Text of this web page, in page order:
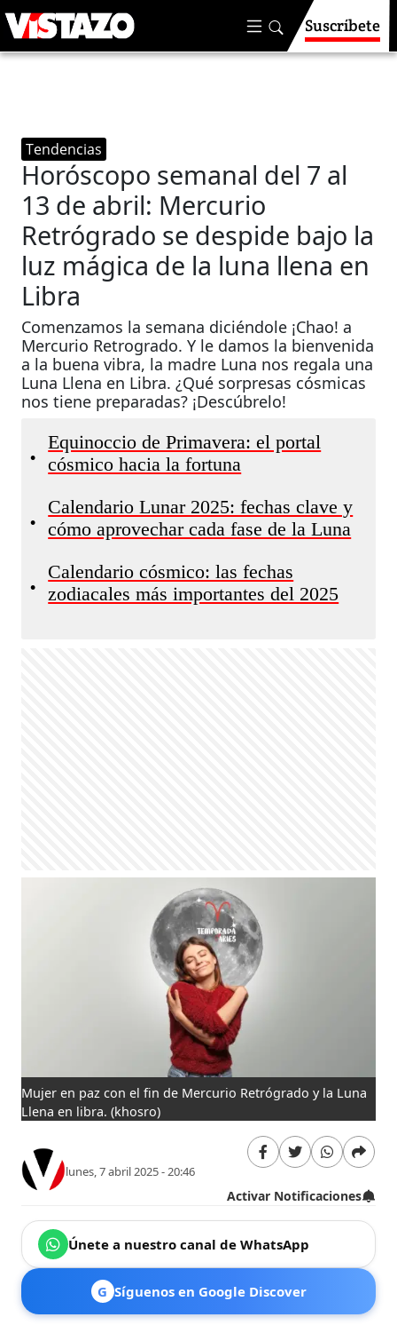
Suscríbete
Tendencias
Horóscopo semanal del 7 al
13 de abril: Mercurio
Retrógrado se despide bajo la
luz mágica de la luna llena en
Libra
Comenzamos la semana diciéndole ¡Chao! a
Mercurio Retrogrado. Y le damos la bienvenida
a la buena vibra, la madre Luna nos regala una
Luna Llena en Libra. ¿Qué sorpresas cósmicas
nos tiene preparadas? ¡Descúbrelo!
•
Equinoccio de Primavera: el portal
cósmico hacia la fortuna
•
Calendario Lunar 2025: fechas clave y
cómo aprovechar cada fase de la Luna
•
Calendario cósmico: las fechas
zodiacales más importantes del 2025
Mujer en paz con el fin de Mercurio Retrógrado y la Luna
Llena en libra. (khosro)
lunes, 7 abril 2025 - 20:46
Activar Notificaciones
Únete a nuestro canal de WhatsApp
G Síguenos en Google Discover